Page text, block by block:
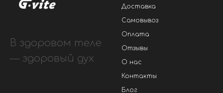
В здоровом теле
— здоровый дух
Доставка
Самовывоз
Оплата
Отзывы
О нас
Контакты
Блог